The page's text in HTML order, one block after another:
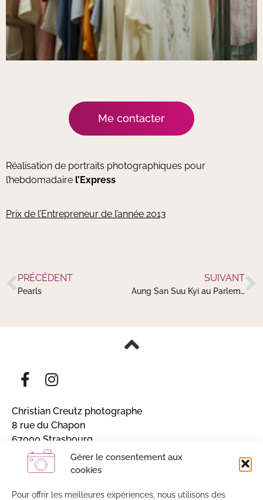
Gérer le consentement aux
cookies
Pour offrir les meilleures expériences, nous utilisons des
Me contacter
Réalisation de portraits photographiques pour
l’hebdomadaire l’Express
Prix de l’Entrepreneur de l’année 2013
PRÉCÉDENT
Pearls
SUIVANT
Aung San Suu Kyi au Parlement Européen
Christian Creutz photographe
8 rue du Chapon
67000 Strasbourg
Alsace, France
Sans engagement / 4 à 5 lettres par an